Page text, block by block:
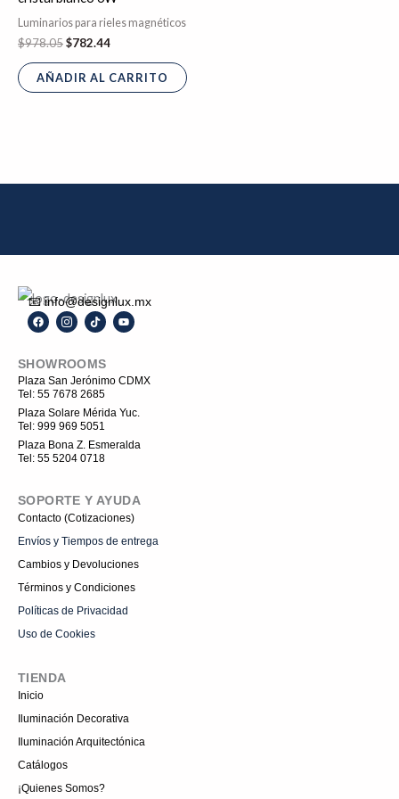
Luminarios para rieles magnéticos
$978.05$782.44
AÑADIR AL CARRITO
📧 info@designlux.mx
F
a
b
o
o
k
I
c
-
i
n
s
t
a
g
r
a
m
T
i
o
k
Y
o
b
e
SHOWROOMS
Plaza San Jerónimo CDMX
Tel: 55 7678 2685
Plaza Solare Mérida Yuc.
Tel: 999 969 5051
Plaza Bona Z. Esmeralda
Tel: 55 5204 0718
SOPORTE Y AYUDA
Contacto (Cotizaciones)
Envíos y Tiempos de entrega
Cambios y Devoluciones
Términos y Condiciones
Políticas de Privacidad
Uso de Cookies
TIENDA
Inicio
Iluminación Decorativa
Iluminación Arquitectónica
Catálogos
¡Quienes Somos?